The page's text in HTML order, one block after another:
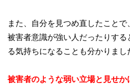
また、自分を見つめ直したこと
被害者意識が強い人だったりす
る気持ちになることも分かりまし
被害者のような弱い立場と見せ